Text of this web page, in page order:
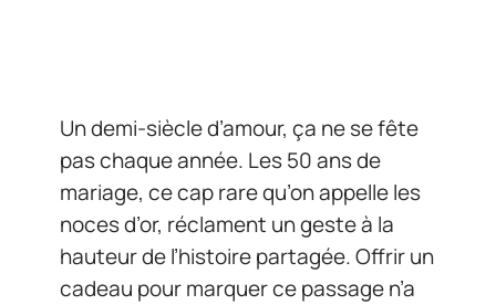
Un demi-siècle d’amour, ça ne se fête
pas chaque année. Les 50 ans de
mariage, ce cap rare qu’on appelle les
noces d’or, réclament un geste à la
hauteur de l’histoire partagée. Offrir un
cadeau pour marquer ce passage n’a